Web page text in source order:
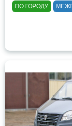
ПО ГОРОДУ